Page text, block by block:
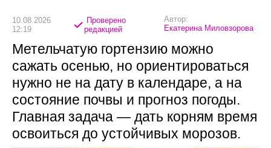
10.08.2026
12:19
Проверено
редакцией
Автор:
Екатерина Миловзорова
Метельчатую гортензию можно
сажать осенью, но ориентироваться
нужно не на дату в календаре, а на
состояние почвы и прогноз погоды.
Главная задача — дать корням время
освоиться до устойчивых морозов.